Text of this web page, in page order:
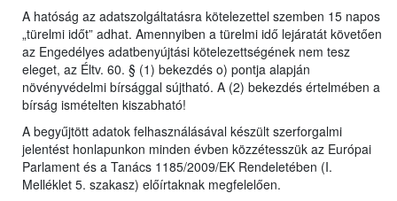
A hatóság az adatszolgáltatásra kötelezettel szemben 15 napos
„türelmi időt” adhat. Amennyiben a türelmi idő lejáratát követően
az Engedélyes adatbenyújtási kötelezettségének nem tesz
eleget, az Éltv. 60. § (1) bekezdés o) pontja alapján
növényvédelmi bírsággal sújtható. A (2) bekezdés értelmében a
bírság ismételten kiszabható!
A begyűjtött adatok felhasználásával készült szerforgalmi
jelentést honlapunkon minden évben közzétesszük az Európai
Parlament és a Tanács 1185/2009/EK Rendeletében (I.
Melléklet 5. szakasz) előírtaknak megfelelően.